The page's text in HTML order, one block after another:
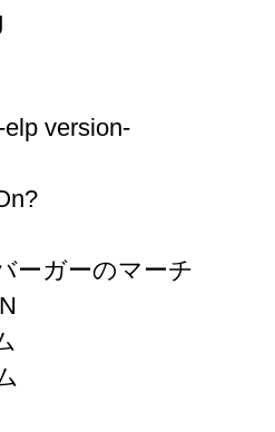
version-
ーガーのマーチ